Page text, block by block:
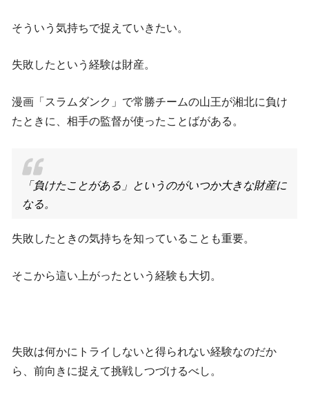
そういう気持ちで捉えていきたい。
失敗したという経験は財産。
漫画「スラムダンク」で常勝チームの山王が湘北に負け
たときに、相手の監督が使ったことばがある。
「負けたことがある」というのがいつか大きな財産に
なる。
失敗したときの気持ちを知っていることも重要。
そこから這い上がったという経験も大切。
失敗は何かにトライしないと得られない経験なのだか
ら、前向きに捉えて挑戦しつづけるべし。